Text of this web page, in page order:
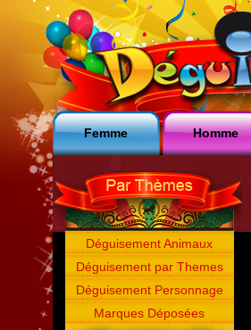
Femme Homme
Déguisement Animaux
Déguisement par Themes
Déguisement Personnage
Marques Déposées